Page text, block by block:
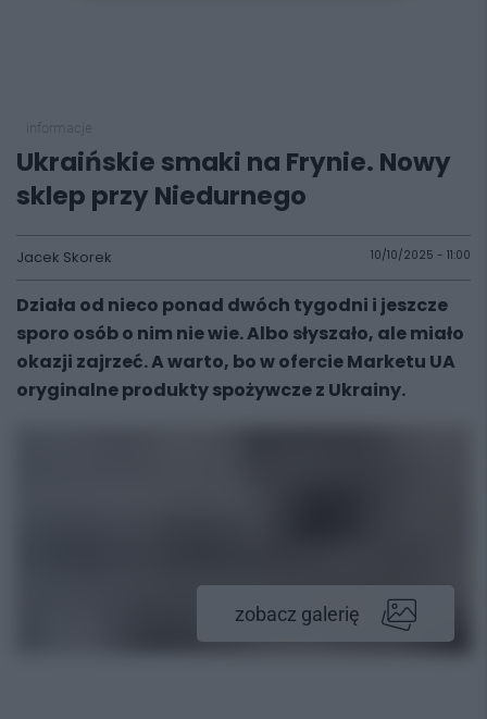
Ukraińskie smaki na Frynie. Nowy
sklep przy Niedurnego
Jacek Skorek 10/10/2025 - 11:00
Działa od nieco ponad dwóch tygodni i jeszcze
sporo osób o nim nie wie. Albo słyszało, ale miało
okazji zajrzeć. A warto, bo w ofercie Marketu UA
oryginalne produkty spożywcze z Ukrainy.
zobacz galerię